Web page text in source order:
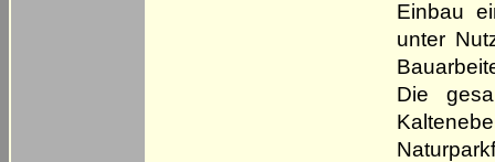
Einbau
unter
Die